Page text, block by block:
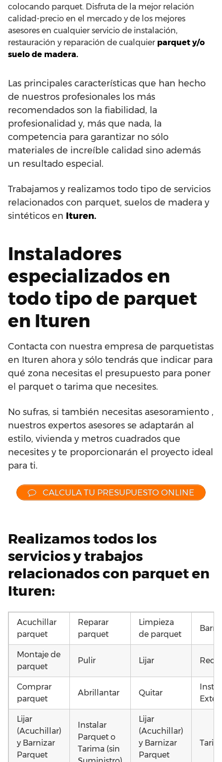
colocando parquet. Disfruta de la mejor relación
calidad-precio en el mercado y de los mejores
asesores en cualquier servicio de instalación,
restauración y reparación de cualquier parquet y/o
suelo de madera.
Las principales características que han hecho
de nuestros profesionales los más
recomendados son la fiabilidad, la
profesionalidad y, más que nada, la
competencia para garantizar no sólo
materiales de increíble calidad sino además
un resultado especial.
Trabajamos y realizamos todo tipo de servicios
relacionados con parquet, suelos de madera y
sintéticos en Ituren.
Instaladores
especializados en
todo tipo de parquet
en Ituren
Contacta con nuestra empresa de parquetistas
en Ituren ahora y sólo tendrás que indicar para
qué zona necesitas el presupuesto para poner
el parquet o tarima que necesites.
No sufras, si también necesitas asesoramiento ,
nuestros expertos asesores se adaptarán al
estilo, vivienda y metros cuadrados que
necesites y te proporcionarán el proyecto ideal
para ti.
CALCULA TU PRESUPUESTO ONLINE
Realizamos todos los
servicios y trabajos
relacionados con parquet en
Ituren:
Acuchillar
parquet
Reparar
parquet
Limpieza
de parquet
Montaje de
parquet
Pulir Lijar
Comprar
parquet
Abrillantar Quitar
Lijar
(Acuchillar)
y Barnizar
Parquet
Instalar
Parquet o
Tarima (sin
Lijar
(Acuchillar)
y Barnizar
Parquet